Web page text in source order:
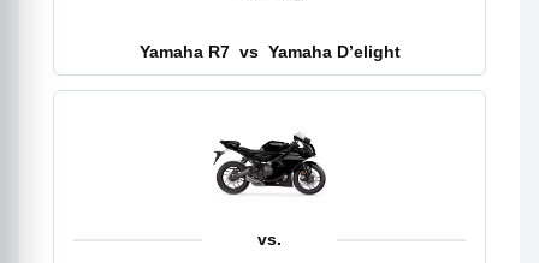
Yamaha R7 vs Yamaha D’elight
vs.